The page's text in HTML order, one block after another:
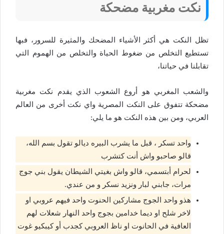
نكت مغربية مضحكة
تظل النكت هي أكثر الأشياء المضحك والمثيرة للسرور، فبها
تستطيع التخلص من ضغوط الحياة والتخلص من الهموم التي
تقابلنا في حياتنا،
والشعب المغربي هو أروع الشعوب الذي يقدم نكت مغربية
مضحكة تتفوق على النكت المصرية واي نكت أخرى من العالم
العربي، ومن بين هذه النكت هو ما يلي:
واحد تسكر ، قبل ما يشرب البيره ديالو تقول بسم الله،
قالو صاحبو واش أنت كتشرب
لحرام أبتسمي، قالو واش بغيتي الشيطان يقول بني جوج
مرات، جابني لبار ونزيد نسكر و من عندي.
هذو واحد الجوج مشاركين الحنوت واحد فيهم عروبي او
لاخر شلح او ديما خدامين بجوج واحد النهار شعلات لهم
العافية في الحانوت او ناظ العروبي كجدب أو كيبكيو غوت